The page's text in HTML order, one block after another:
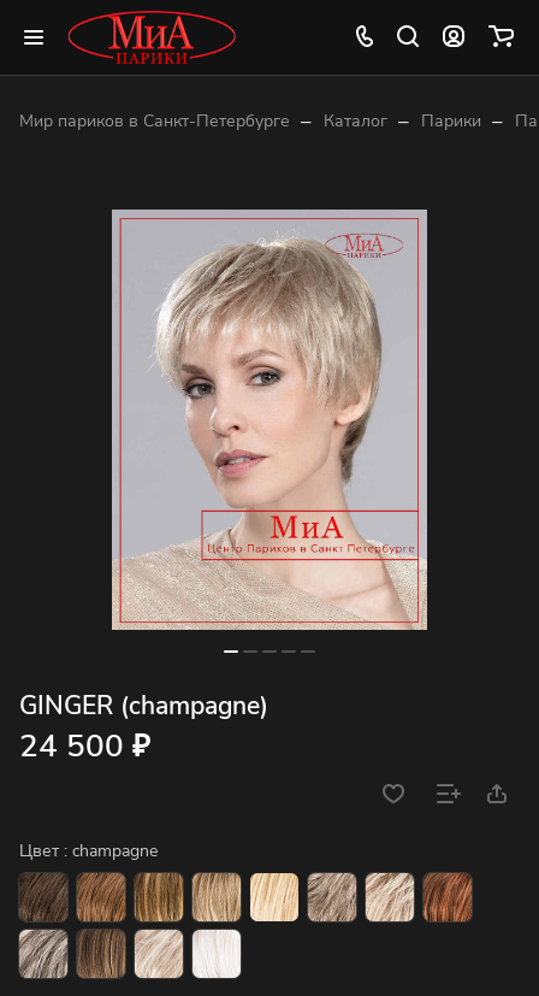
Мир париков в Санкт-Петербурге – Каталог – Парики –
GINGER (champagne)
24 500 ₽
Цвет : champagne